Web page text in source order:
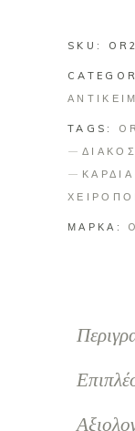
SKU:
TAGS:
ΚΑΡΔΙΑ
ΜΑΡΚΑ: